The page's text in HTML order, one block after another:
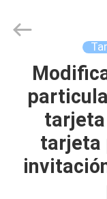
HOGAR
SOBRE
Technology
tarjeta
tarjeta